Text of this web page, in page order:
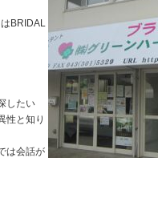
BRIDAL
したい
性と知り
は会話が